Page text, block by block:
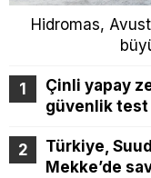
Hidromas,
Çinli yapay
güvenlik test
Türkiye,
Mekke’de